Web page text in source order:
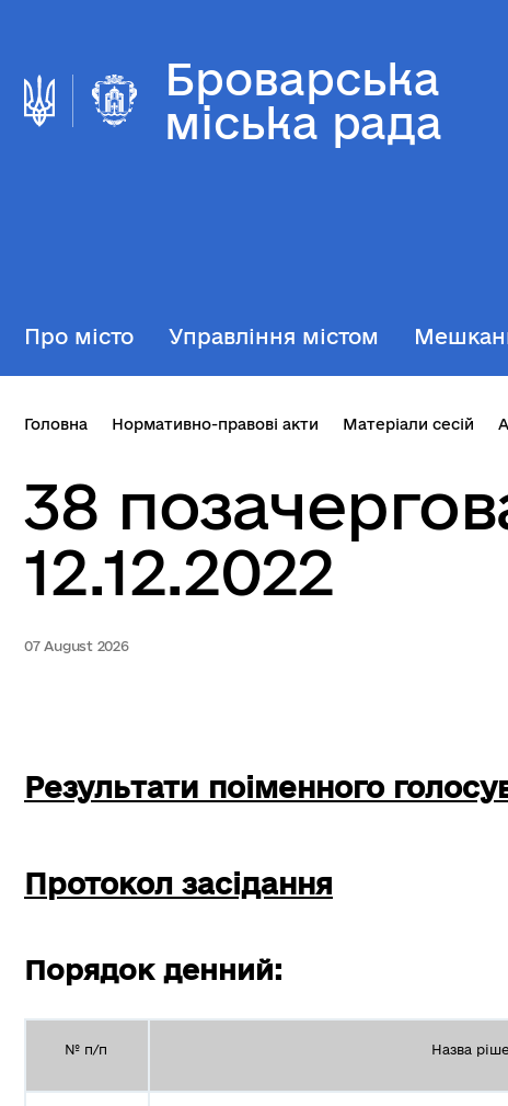
Броварська
міська рада
Про місто Управління містом
Головна Нормативно-правові акти Матеріали сесій
38
12.12.2022
07 August 2026
Результати поіменного
Протокол засідання
Порядок денний:
№ п/п Назва